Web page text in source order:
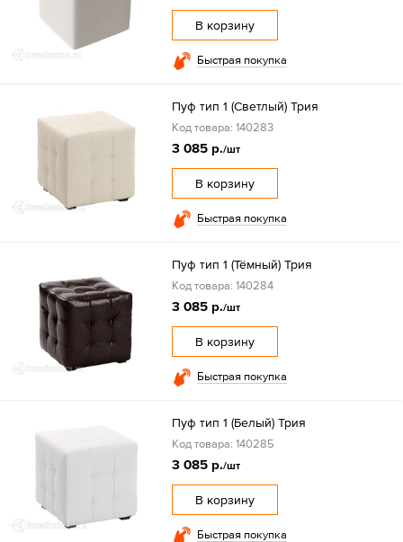
В корзину
Быстрая покупка
Пуф тип 1 (Светлый) Трия
Код товара: 140283
3 085 р./шт
В корзину
Быстрая покупка
Пуф тип 1 (Тёмный) Трия
Код товара: 140284
3 085 р./шт
В корзину
Быстрая покупка
Пуф тип 1 (Белый) Трия
Код товара: 140285
3 085 р./шт
В корзину
Быстрая покупка